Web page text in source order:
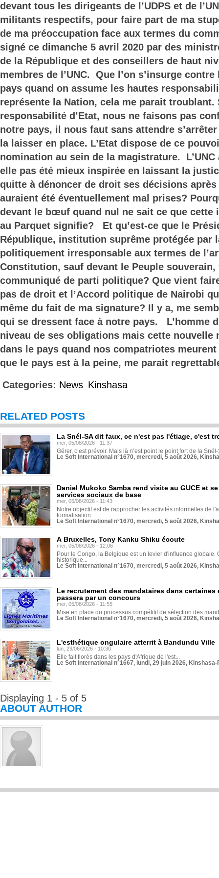
devant tous les dirigeants de l’UDPS et de
militants respectifs, pour faire part de ma
de ma préoccupation face aux termes du
signé ce dimanche 5 avril 2020 par des
de la République et des conseillers de haut
membres de l’UNC. Que l’on s’insurge
pays quand on assume les hautes
représente la Nation, cela me parait troublant.
responsabilité d’Etat, nous ne faisons pas
notre pays, il nous faut sans attendre
la laisser en place. L’Etat dispose de ce
nomination au sein de la magistrature. L’UNC
elle pas été mieux inspirée en laissant la
quitte à dénoncer de droit ses décisions
auraient été éventuellement mal prises?
devant le bœuf quand nul ne sait ce que cette
au Parquet signifie? Et qu’est-ce que le
République, institution suprême protégée par
politiquement irresponsable aux termes de
Constitution, sauf devant le Peuple
communiqué de parti politique? Que vient
pas de droit et l’Accord politique de Nairobi
même du fait de ma signature? Il y a, me
qui se dressent face à notre pays. L’homme
niveau de ses obligations mais cette nouvelle
dans le pays quand nos compatriotes
que le pays est à la peine, me parait
Categories: News Kinshasa
RELATED POSTS
La Snél-SA dit faux, ce n'est pas l'étiage, c'est
mer, 05/08/2026 - 11:37
Gérer, c’est prévoir. Mais là n’est point le point fort de la
Le Soft International n°1670, mercredi, 5 août 2026,
Daniel Mukoko Samba rend visite au GUCE et
services sociaux de base
mer, 05/08/2026 - 11:43
Notre objectif est de rapprocher les activités informelles de
formalisation.
Le Soft International n°1670, mercredi, 5 août 2026,
À Bruxelles, Tony Kanku Shiku écoute
mer, 05/08/2026 - 12:06
Pour le Congo, la Belgique est un levier d'influence globale.
historique...
Le Soft International n°1670, mercredi, 5 août 2026,
Le recrutement des mandataires dans
passera par un concours
mer, 05/08/2026 - 11:55
Mise en place du processus compétitif de sélection des
Le Soft International n°1670, mercredi, 5 août 2026,
L'esthétique ongulaire atterrit à Bandundu Ville
lun, 29/06/2026 - 10:30
Elle fait florès dans les pays d'Afrique de l'est...
Le Soft International n°1667, lundi, 29 juin 2026,
Displaying 1 - 5 of 5
ABOUT AUTHOR